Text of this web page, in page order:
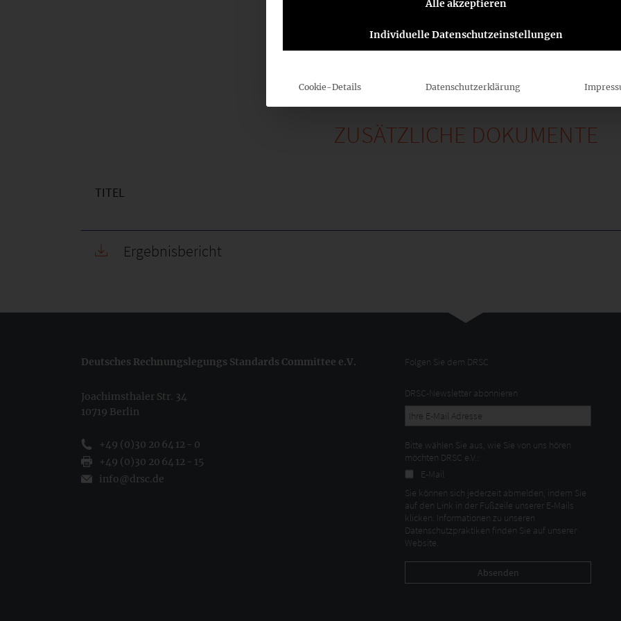
50.-
ZUSÄTZLICHE DOKUMENTE
TITEL
Ergebnisbericht
Deutsches Rechnungslegungs Standards Committee e.V.
Joachimsthaler Str. 34
10719 Berlin
+49 (0)30 20 64 12 - 0
+49 (0)30 20 64 12 - 15
info@drsc.de
Folgen Sie dem DRSC
DRSC-Newsletter abonnieren
Bitte wählen Sie aus, wie Sie von uns hören
möchten DRSC e.V.:
E-Mail
Sie können sich jederzeit abmelden, indem Sie
auf den Link in der Fußzeile unserer E-Mails
klicken. Informationen zu unseren
Datenschutzpraktiken finden Sie auf unserer
Website.
Alle akzeptieren
Individuelle Datenschutzeinstellungen
Cookie-Details Datenschutzerklärung